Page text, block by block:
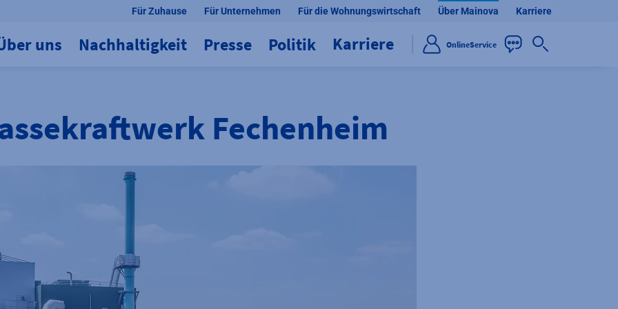
Für Zuhause Für Unternehmen Für die Wohnungswirtschaft Über Mainova Karriere
uns Nachhaltigkeit Presse Politik Karriere OnlineService
Fechenheim